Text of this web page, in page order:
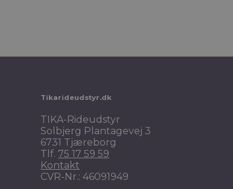
Tikarideudstyr.dk
TIKA-Rideudstyr
Solbjerg Plantagevej 3
6731 Tjæreborg
Tlf. 75 17 59 59
Kontakt
CVR-Nr.: 46091949